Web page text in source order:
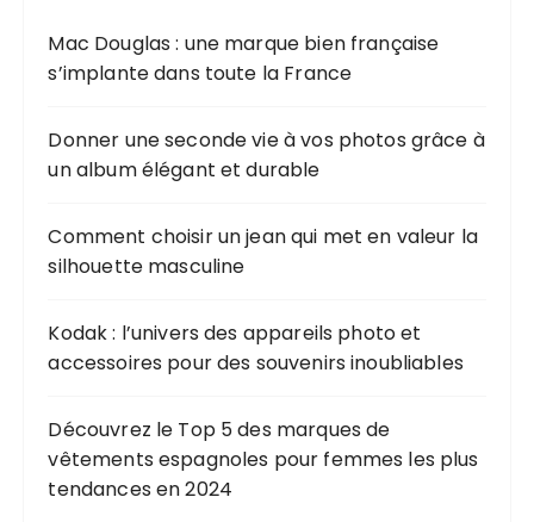
e
p
u
r
Mac Douglas : une marque bien française
s’implante dans toute la France
Donner une seconde vie à vos photos grâce à
un album élégant et durable
Comment choisir un jean qui met en valeur la
silhouette masculine
Kodak : l’univers des appareils photo et
accessoires pour des souvenirs inoubliables
Découvrez le Top 5 des marques de
vêtements espagnoles pour femmes les plus
tendances en 2024